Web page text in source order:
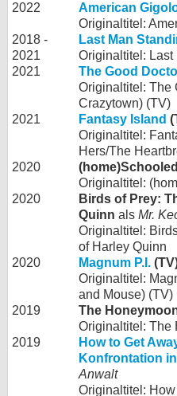
2022
American
Originaltitel:
2018 -
2021
Last Man
Originaltitel:
2021
The Good
Originaltitel: The
Crazytown) (TV)
2021
Fantasy Island
Originaltitel:
Hers/The
2020
(home)Schooled
Originaltitel:
2020
Birds of Prey:
Quinn als Mr.
Originaltitel:
of Harley Quinn
2020
Magnum P.I.
Originaltitel:
and Mouse) (TV)
2019
The
Originaltitel: The
2019
How to Get
Konfrontation
Anwalt
Originaltitel: